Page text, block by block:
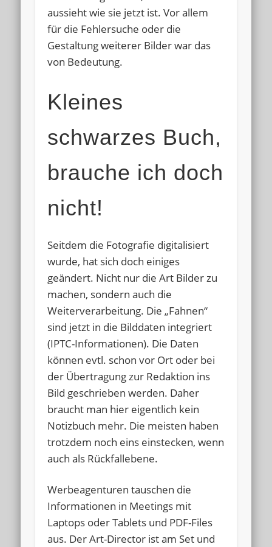
aussieht wie sie jetzt ist. Vor allem
für die Fehlersuche oder die
Gestaltung weiterer Bilder war das
von Bedeutung.
Kleines
schwarzes Buch,
brauche ich doch
nicht!
Seitdem die Fotografie digitalisiert
wurde, hat sich doch einiges
geändert. Nicht nur die Art Bilder zu
machen, sondern auch die
Weiterverarbeitung. Die „Fahnen“
sind jetzt in die Bilddaten integriert
(IPTC-Informationen). Die Daten
können evtl. schon vor Ort oder bei
der Übertragung zur Redaktion ins
Bild geschrieben werden. Daher
braucht man hier eigentlich kein
Notizbuch mehr. Die meisten haben
trotzdem noch eins einstecken, wenn
auch als Rückfallebene.
Werbeagenturen tauschen die
Informationen in Meetings mit
Laptops oder Tablets und PDF-Files
aus. Der Art-Director ist am Set und